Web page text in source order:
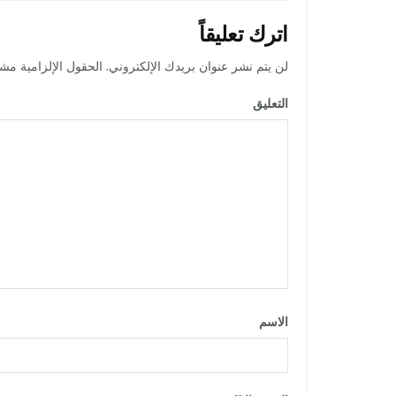
اترك تعليقاً
لن يتم نشر عنوان بريدك الإلكتروني. الحقول الإلزامية
التعليق
الاسم